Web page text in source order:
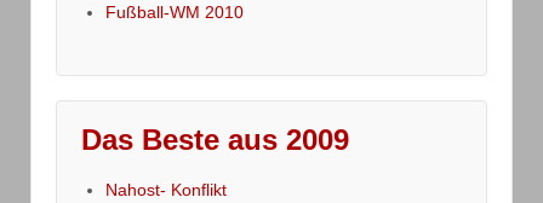
Fußball-WM 2010
Das Beste aus 2009
Nahost- Konflikt